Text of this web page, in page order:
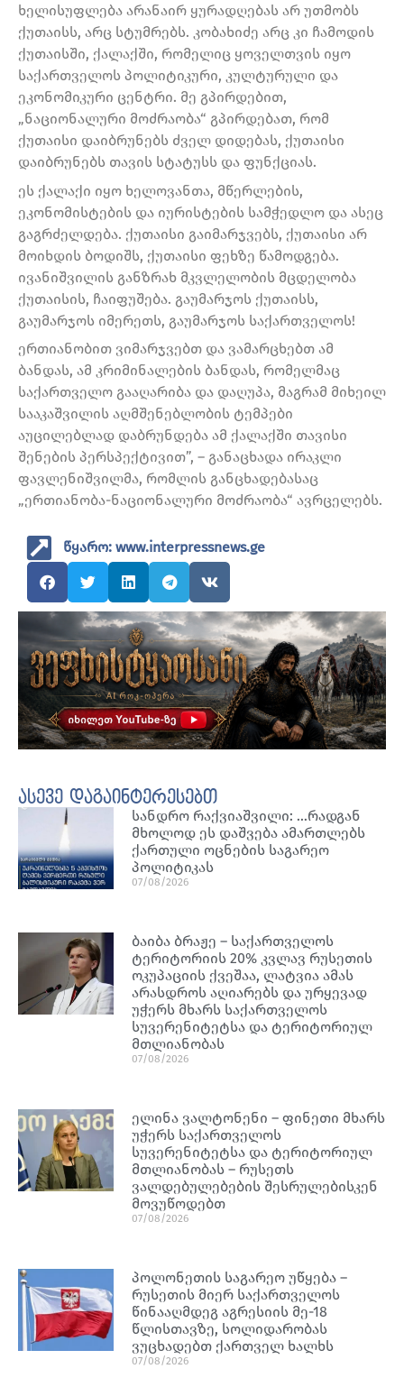
ხელისუფლება არანაირ ყურადღებას არ უთმობს
ქუთაისს, არც სტუმრებს. კობახიძე არც კი ჩამოდის
ქუთაისში, ქალაქში, რომელიც ყოველთვის იყო
საქართველოს პოლიტიკური, კულტურული და
ეკონომიკური ცენტრი. მე გპირდებით,
„ნაციონალური მოძრაობა“ გპირდებათ, რომ
ქუთაისი დაიბრუნებს ძველ დიდებას, ქუთაისი
დაიბრუნებს თავის სტატუსს და ფუნქციას.
ეს ქალაქი იყო ხელოვანთა, მწერლების,
ეკონომისტების და იურისტების სამჭედლო და ასეც
გაგრძელდება. ქუთაისი გაიმარჯვებს, ქუთაისი არ
მოიხდის ბოდიშს, ქუთაისი ფეხზე წამოდგება.
ივანიშვილის განზრახ მკვლელობის მცდელობა
ქუთაისის, ჩაიფუშება. გაუმარჯოს ქუთაისს,
გაუმარჯოს იმერეთს, გაუმარჯოს საქართველოს!
ერთიანობით ვიმარჯვებთ და ვამარცხებთ ამ
ბანდას, ამ კრიმინალების ბანდას, რომელმაც
საქართველო გააღარიბა და დაღუპა, მაგრამ მიხეილ
სააკაშვილის აღმშენებლობის ტემპები
აუცილებლად დაბრუნდება ამ ქალაქში თავისი
შენების პერსპექტივით”, – განაცხადა ირაკლი
ფავლენიშვილმა, რომლის განცხადებასაც
„ერთიანობა-ნაციონალური მოძრაობა“ ავრცელებს.
წყარო: www.interpressnews.ge
ასევე დაგაინტერესებთ
სანდრო რაქვიაშვილი: …რადგან
მხოლოდ ეს დაშვება ამართლებს
ქართული ოცნების საგარეო
პოლიტიკას
07/08/2026
ბაიბა ბრაჟე – საქართველოს
ტერიტორიის 20% კვლავ რუსეთის
ოკუპაციის ქვეშაა, ლატვია ამას
არასდროს აღიარებს და ურყევად
უჭერს მხარს საქართველოს
სუვერენიტეტსა და ტერიტორიულ
მთლიანობას
07/08/2026
ელინა ვალტონენი – ფინეთი მხარს
უჭერს საქართველოს
სუვერენიტეტსა და ტერიტორიულ
მთლიანობას – რუსეთს
ვალდებულებების შესრულებისკენ
მოვუწოდებთ
07/08/2026
პოლონეთის საგარეო უწყება –
რუსეთის მიერ საქართველოს
წინააღმდეგ აგრესიის მე-18
წლისთავზე, სოლიდარობას
ვუცხადებთ ქართველ ხალხს
07/08/2026